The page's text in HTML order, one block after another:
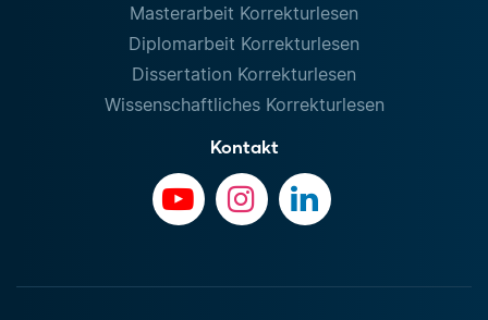
Masterarbeit Korrekturlesen
Diplomarbeit Korrekturlesen
Dissertation Korrekturlesen
Wissenschaftliches Korrekturlesen
Kontakt